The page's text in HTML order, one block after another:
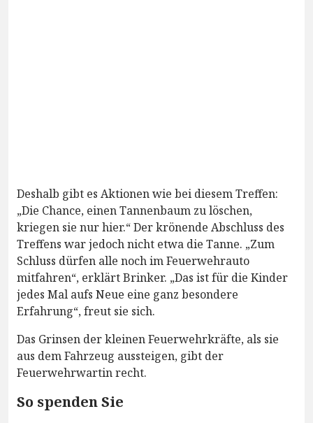
Deshalb gibt es Aktionen wie bei diesem Treffen:
„Die Chance, einen Tannenbaum zu löschen,
kriegen sie nur hier.“ Der krönende Abschluss des
Treffens war jedoch nicht etwa die Tanne. „Zum
Schluss dürfen alle noch im Feuerwehrauto
mitfahren“, erklärt Brinker. „Das ist für die Kinder
jedes Mal aufs Neue eine ganz besondere
Erfahrung“, freut sie sich.
Das Grinsen der kleinen Feuerwehrkräfte, als sie
aus dem Fahrzeug aussteigen, gibt der
Feuerwehrwartin recht.
So spenden Sie